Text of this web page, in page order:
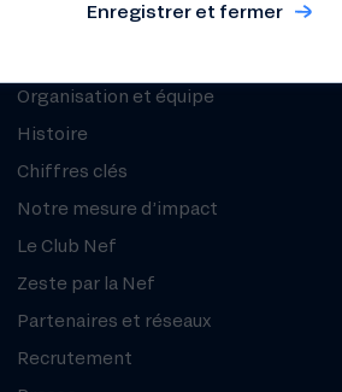
Qui sommes-nous ?
Organisation et équipe
Histoire
Chiffres clés
Notre mesure d’impact
Le Club Nef
Zeste par la Nef
Partenaires et réseaux
Recrutement
Enregistrer et fermer